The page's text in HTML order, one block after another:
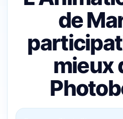
de
mieux